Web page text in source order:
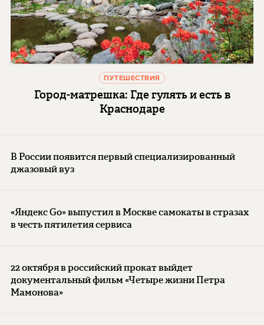
ПУТЕШЕСТВИЯ
Город-матрешка: Где гулять и есть в
Краснодаре
В России появится первый специализированный
джазовый вуз
«Яндекс Go» выпустил в Москве самокаты в стразах
в честь пятилетия сервиса
22 октября в российский прокат выйдет
документальный фильм «Четыре жизни Петра
Мамонова»